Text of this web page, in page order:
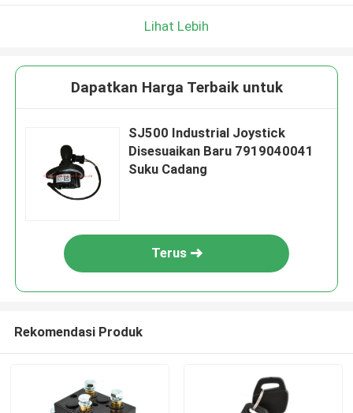
Lihat Lebih
Dapatkan Harga Terbaik untuk
SJ500 Industrial Joystick
Disesuaikan Baru 7919040041
Suku Cadang
Terus
Rekomendasi Produk